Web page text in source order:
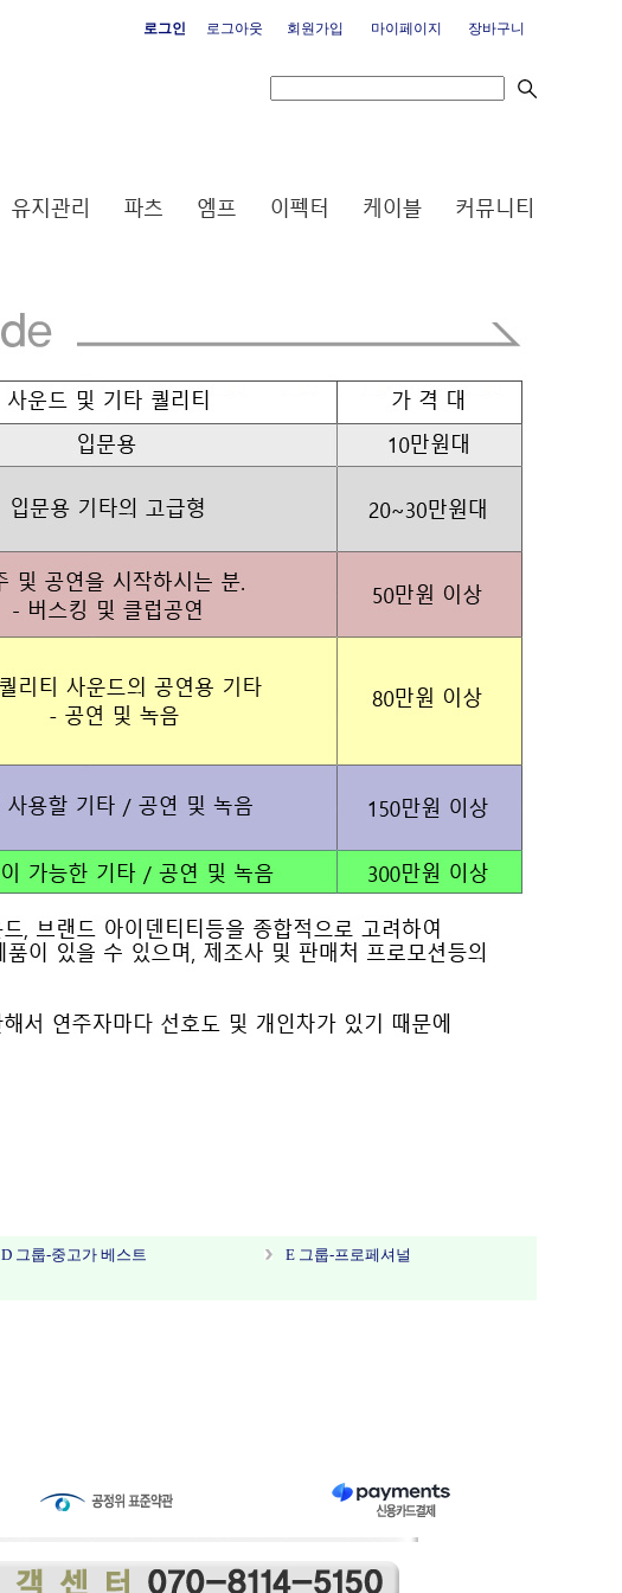
로그인 로그아웃 회원가입 마이페이지 장바구니
D 그룹-중고가 베스트
E 그룹-프로페셔널